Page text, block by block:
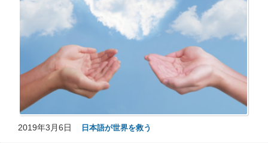
2019年3月6日 日本語が世界を救う